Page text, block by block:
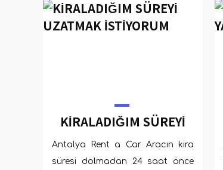
KİRALADIĞIM SÜREYİ
UZATMAK İSTİYORUM
Antalya Rent a Car Aracın kira
süresi dolmadan 24 saat önce